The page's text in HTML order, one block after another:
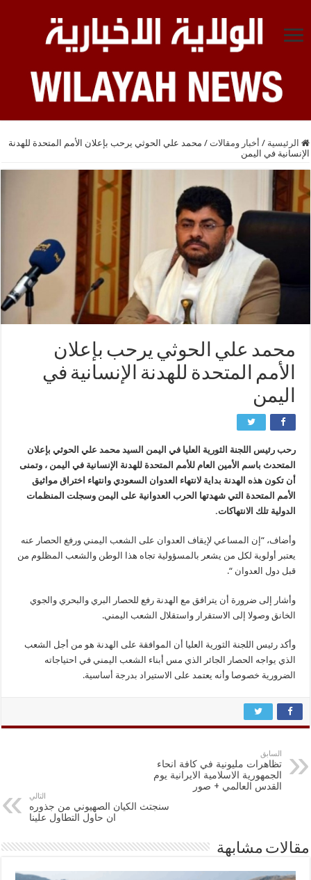
الرئيسية / أخبار ومقالات / محمد علي الحوثي يرحب بإعلان الأمم المتحدة للهدنة
الإنسانية في اليمن
محمد علي الحوثي يرحب بإعلان
الأمم المتحدة للهدنة الإنسانية في
اليمن
رحب رئيس اللجنة الثورية العليا في اليمن السيد محمد علي الحوثي بإعلان
المتحدث باسم الأمين العام للأمم المتحدة للهدنة الإنسانية في اليمن ، وتمنى
أن تكون هذه الهدنة بداية لانتهاء العدوان السعودي وانتهاء اختراق مواثيق
الأمم المتحدة التي شهدتها الحرب العدوانية على اليمن وسجلت المنظمات
الدولية تلك الانتهاكات.
وأضاف، “إن المساعي لإيقاف العدوان على الشعب اليمني ورفع الحصار عنه
يعتبر أولوية لكل من يشعر بالمسؤولية تجاه هذا الوطن والشعب المظلوم من
قبل دول العدوان “.
وأشار إلى ضرورة أن يترافق مع الهدنة رفع للحصار البري والبحري والجوي
الخانق وصولا إلى الاستقرار واستقلال الشعب اليمني.
وأكد رئيس اللجنة الثورية العليا أن الموافقة على الهدنة هو من أجل الشعب
الذي يواجه الحصار الجائر الذي مس أبناء الشعب اليمني في احتياجاته
الضرورية خصوصا وأنه يعتمد على الاستيراد بدرجة أساسية.
السابق
تظاهرات مليونية في كافة انحاء
الجمهورية الاسلامية الايرانية يوم
القدس العالمي + صور
التالي
سنجتث الكيان الصهيوني من جذوره
ان حاول التطاول علينا
مقالات مشابهة